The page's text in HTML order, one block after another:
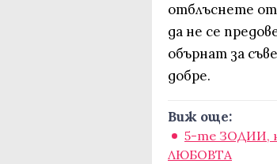
отблъснете от
да не се
обърнат за
добре.
Виж още:
5-те ЗОДИИ,
ЛЮБОВТА